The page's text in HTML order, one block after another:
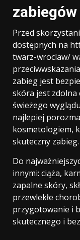
Przed
dostępnych na
twarz-wroclaw/
zabieg jest
skóra jest zdolna
świeżego
najlepiej
kosmetologiem,
skuteczny zabieg.
Do
innymi: ciąża,
zapalne skóry,
przewlekłe
przygotowanie i
skutecznego i